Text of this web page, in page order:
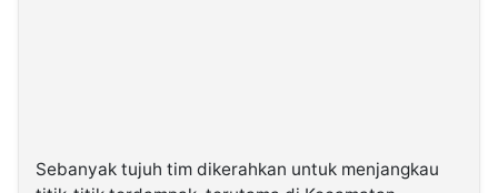
Sebanyak tujuh tim dikerahkan untuk menjangkau